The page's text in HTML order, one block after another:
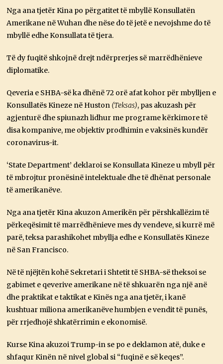
0
Nga ana tjetër Kina po përgatitet të mbyllë Konsullatën
Amerikane në Wuhan dhe nëse do të jetë e nevojshme do të
mbyllë edhe Konsullata të tjera.
Të dy fuqitë shkojnë drejt ndërprerjes së marrëdhënieve
diplomatike.
Qeveria e SHBA-së ka dhënë 72 orë afat kohor për mbylljen e
Konsullatës Kineze në Huston (Teksas), pas akuzash për
agjenturë dhe spiunazh lidhur me programe kërkimore të
disa kompanive, me objektiv prodhimin e vaksinës kundër
coronavirus-it.
‘State Department’ deklaroi se Konsullata Kineze u mbyll për
të mbrojtur pronësinë intelektuale dhe të dhënat personale
të amerikanëve.
Nga ana tjetër Kina akuzon Amerikën për përshkallëzim të
përkeqësimit të marrëdhënieve mes dy vendeve, si kurrë më
parë, teksa parashikohet mbyllja edhe e Konsullatës Kineze
në San Francisco.
Në të njëjtën kohë Sekretari i Shtetit të SHBA-së theksoi se
gabimet e qeverive amerikane në të shkuarën nga një anë
dhe praktikat e taktikat e Kinës nga ana tjetër, i kanë
kushtuar miliona amerikanëve humbjen e vendit të punës,
për rrjedhojë shkatërrimin e ekonomisë.
Kurse Kina akuzoi Trump-in se po e deklamon atë, duke e
shfaqur Kinën në nivel global si “fuqinë e së keqes”.